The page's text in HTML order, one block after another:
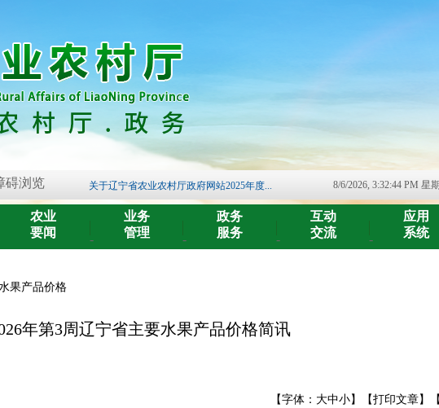
8/6/2026, 3:32:45 PM 星
关于开展《辽宁省黑土地保护条例》 问卷...
辽宁省农业农村厅关于2026年重点流域农...
辽宁省农业农村厅关于2026年重点流域农...
关于辽宁省农业农村厅政府网站2025年度...
辽宁省第八届中华农业英才奖拟推荐人选...
辽宁省农业农村厅关于2026年中央预算内...
关于征求《高标准农田建设指南 第8部分...
关于开展《辽宁省黑土地保护条例》 问卷...
碍浏览
农业
要闻
-
业务
管理
-
政务
服务
-
互动
交流
-
应用
系统
果产品价格
年第3周辽宁省主要水果产品价格简讯
【打印文章】
【字体： 大中小】